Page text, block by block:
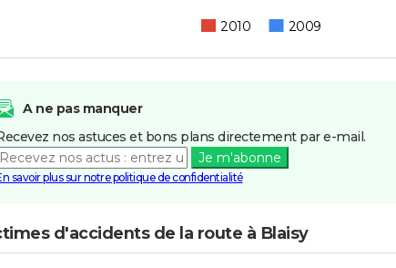
2010 2009
A ne pas manquer
nos astuces et bons plans directement par e-mail.
Je m'abonne
savoir plus sur notre politique de confidentialité
d'accidents de la route à Blaisy